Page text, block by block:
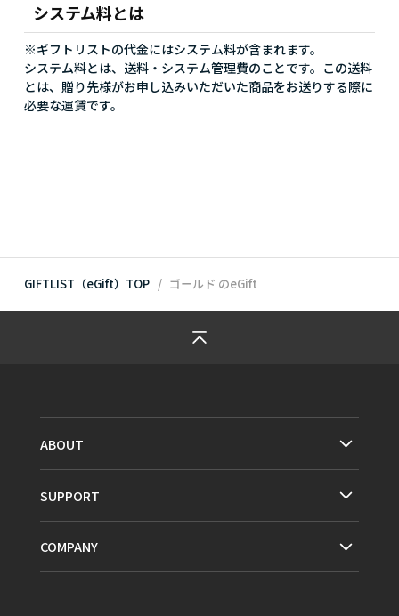
システム料とは
※ギフトリストの代金にはシステム料が含まれます。
システム料とは、送料・システム管理費のことです。この送料
とは、贈り先様がお申し込みいただいた商品をお送りする際に
必要な運賃です。
GIFTLIST（eGift）TOP ゴールド のeGift
ABOUT
SUPPORT
COMPANY